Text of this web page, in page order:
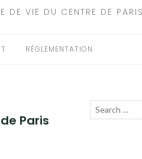
DE VIE DU CENTRE DE PARIS
RÉGLEMENTATION
Paris
Recherche